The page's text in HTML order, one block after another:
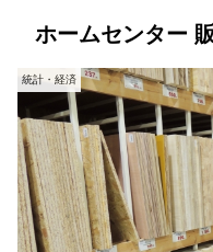
ホームセンター
統計・経済